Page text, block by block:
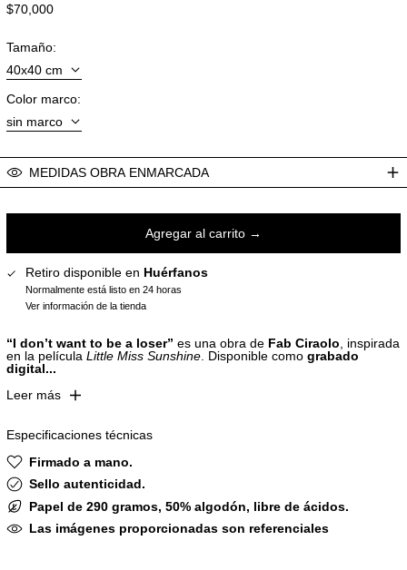
Precio
$70,000
Tamaño:
Color marco:
MEDIDAS OBRA ENMARCADA
Agregar al carrito →
Retiro disponible en Huérfanos
Normalmente está listo en 24 horas
Ver información de la tienda
“I don’t want to be a loser” es una obra de Fab Ciraolo , inspirada
en la película Little Miss Sunshine . Disponible como grabado
digital...
Leer más
Especificaciones técnicas
Firmado a mano.
Sello autenticidad.
Papel de 290 gramos, 50% algodón, libre de ácidos.
Las imágenes proporcionadas son referenciales
Alemania (CLP $)
Andorra (CLP $)
Antigua y Barbuda
Arabia Saudí (CLP $)
Argelia (CLP $)
Argentina (CLP $)
Australia (CLP $)
Austria (CLP $)
Bahamas (CLP $)
Bangladés (CLP $)
Barbados (CLP $)
Bélgica (CLP $)
Belice (CLP $)
Benín (CLP $)
Bermudas (CLP $)
Bielorrusia (CLP $)